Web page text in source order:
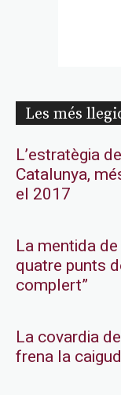
Les més
L’estratègia
Catalunya,
el 2017
La mentida
quatre punts
complert”
La covardia
frena la